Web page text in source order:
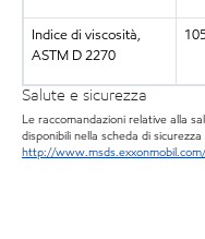
Indice di viscosità,
ASTM D 2270
Salute e sicurezza
Le raccomandazioni relative alla
disponibili nella scheda di
http://